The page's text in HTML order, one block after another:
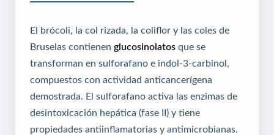
El brócoli, la col rizada, la coliflor y las coles de
Bruselas contienen glucosinolatos que se
transforman en sulforafano e indol-3-carbinol,
compuestos con actividad anticancerígena
demostrada. El sulforafano activa las enzimas de
desintoxicación hepática (fase II) y tiene
propiedades antiinflamatorias y antimicrobianas.